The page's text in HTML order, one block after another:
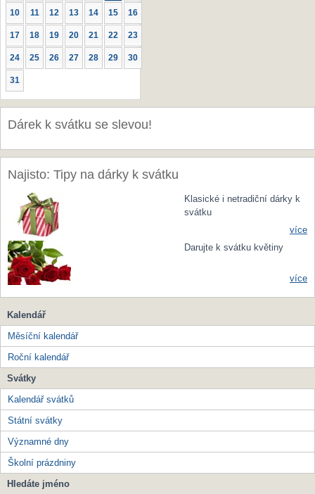
10 11 12 13 14 15 16
17 18 19 20 21 22 23
24 25 26 27 28 29 30
31
Dárek k svátku se slevou!
Najisto: Tipy na dárky k svátku
Klasické i netradiční dárky k
svátku
více
Darujte k svátku květiny
více
Kalendář
Měsíční kalendář
Roční kalendář
Svátky
Kalendář svátků
Státní svátky
Významné dny
Školní prázdniny
Hledáte jméno